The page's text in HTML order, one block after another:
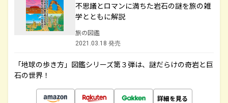
不思議とロマンに満ちた岩石の謎を旅の雑
学とともに解説
旅の図鑑
2021.03.18 発売
「地球の歩き方」図鑑シリーズ第３弾は、謎だらけの奇岩と巨
石の世界！
詳細を見る